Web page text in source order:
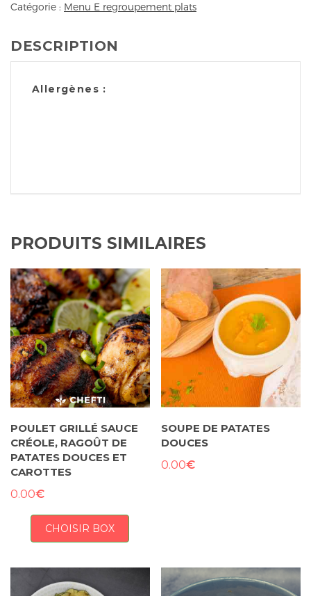
Catégorie : Menu E regroupement plats
DESCRIPTION
Allergènes :
PRODUITS SIMILAIRES
POULET GRILLÉ SAUCE
CRÉOLE, RAGOÛT DE
PATATES DOUCES ET
CAROTTES
0.00€
CHOISIR BOX
SOUPE DE PATATES
DOUCES
0.00€